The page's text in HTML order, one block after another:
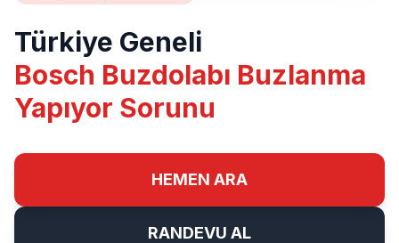
Türkiye Geneli
Bosch Buzdolabı Buzlanma
Yapıyor Sorunu
HEMEN ARA
RANDEVU AL